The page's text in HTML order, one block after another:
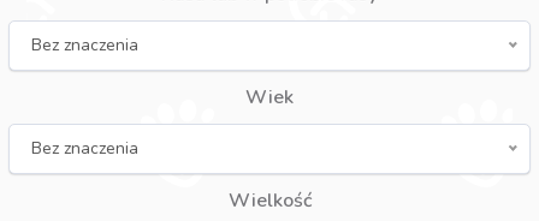
Bez znaczenia
Wiek
Bez znaczenia
Wielkość